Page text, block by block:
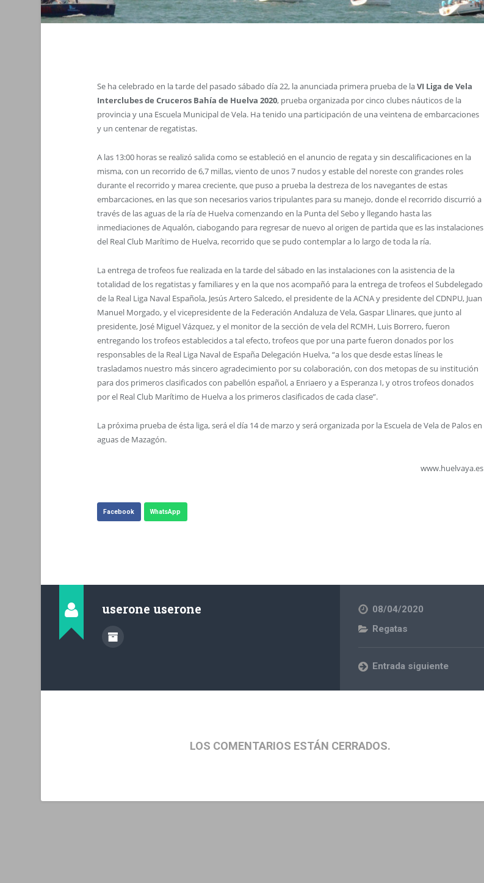
Se ha celebrado en la tarde del pasado sábado día 22, la anunciada primera prueba de laVI Liga de Vela
Interclubes de Cruceros Bahía de Huelva 2020, prueba organizada por cinco clubes náuticos de la
provincia y una Escuela Municipal de Vela. Ha tenido una participación de una veintena de embarcaciones
y un centenar de regatistas.
A las 13:00 horas se realizó salida como se estableció en el anuncio de regata y sin descalificaciones en la
misma, con un recorrido de 6,7 millas, viento de unos 7 nudos y estable del noreste con grandes roles
durante el recorrido y marea creciente, que puso a prueba la destreza de los navegantes de estas
embarcaciones, en las que son necesarios varios tripulantes para su manejo, donde el recorrido discurrió a
través de las aguas de la ría de Huelva comenzando en la Punta del Sebo y llegando hasta las
inmediaciones de Aqualón, ciabogando para regresar de nuevo al origen de partida que es las instalaciones
del Real Club Marítimo de Huelva, recorrido que se pudo contemplar a lo largo de toda la ría.
La entrega de trofeos fue realizada en la tarde del sábado en las instalaciones con la asistencia de la
totalidad de los regatistas y familiares y en la que nos acompañó para la entrega de trofeos el Subdelegado
de la Real Liga Naval Española, Jesús Artero Salcedo, el presidente de la ACNA y presidente del CDNPU, Juan
Manuel Morgado, y el vicepresidente de la Federación Andaluza de Vela, Gaspar Llinares, que junto al
presidente, José Miguel Vázquez, y el monitor de la sección de vela del RCMH, Luis Borrero, fueron
entregando los trofeos establecidos a tal efecto, trofeos que por una parte fueron donados por los
responsables de la Real Liga Naval de España Delegación Huelva, “a los que desde estas líneas le
trasladamos nuestro más sincero agradecimiento por su colaboración, con dos metopas de su institución
para dos primeros clasificados con pabellón español, a Enriaero y a Esperanza I, y otros trofeos donados
por el Real Club Marítimo de Huelva a los primeros clasificados de cada clase”.
La próxima prueba de ésta liga, será el día 14 de marzo y será organizada por la Escuela de Vela de Palos en
aguas de Mazagón.
www.huelvaya.es
Facebook WhatsApp
userone userone
08/04/2020
Regatas
Entrada siguiente
LOS COMENTARIOS ESTÁN CERRADOS.